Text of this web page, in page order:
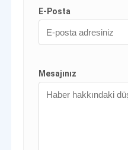
E-Posta
Mesajınız